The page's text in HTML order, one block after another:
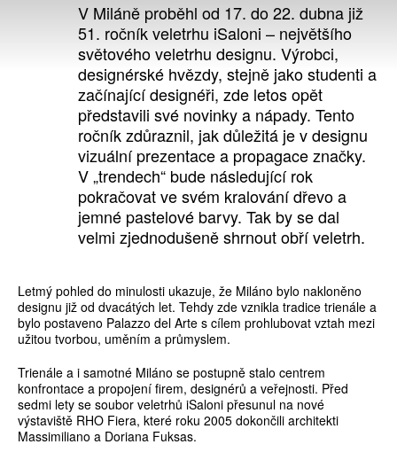
V Miláně proběhl od 17. do 22. dubna již
51. ročník veletrhu iSaloni – největšího
světového veletrhu designu. Výrobci,
designérské hvězdy, stejně jako studenti a
začínající designéři, zde letos opět
představili své novinky a nápady. Tento
ročník zdůraznil, jak důležitá je v designu
vizuální prezentace a propagace značky.
V „trendech“ bude následující rok
pokračovat ve svém kralování dřevo a
jemné pastelové barvy. Tak by se dal
velmi zjednodušeně shrnout obří veletrh.
Letmý pohled do minulosti ukazuje, že Miláno bylo nakloněno
designu již od dvacátých let. Tehdy zde vznikla tradice trienále a
bylo postaveno Palazzo del Arte s cílem prohlubovat vztah mezi
užitou tvorbou, uměním a průmyslem.
Trienále a i samotné Miláno se postupně stalo centrem
konfrontace a propojení firem, designérů a veřejnosti. Před
sedmi lety se soubor veletrhů iSaloni přesunul na nové
výstaviště RHO Fiera, které roku 2005 dokončili architekti
Massimiliano a Doriana Fuksas.